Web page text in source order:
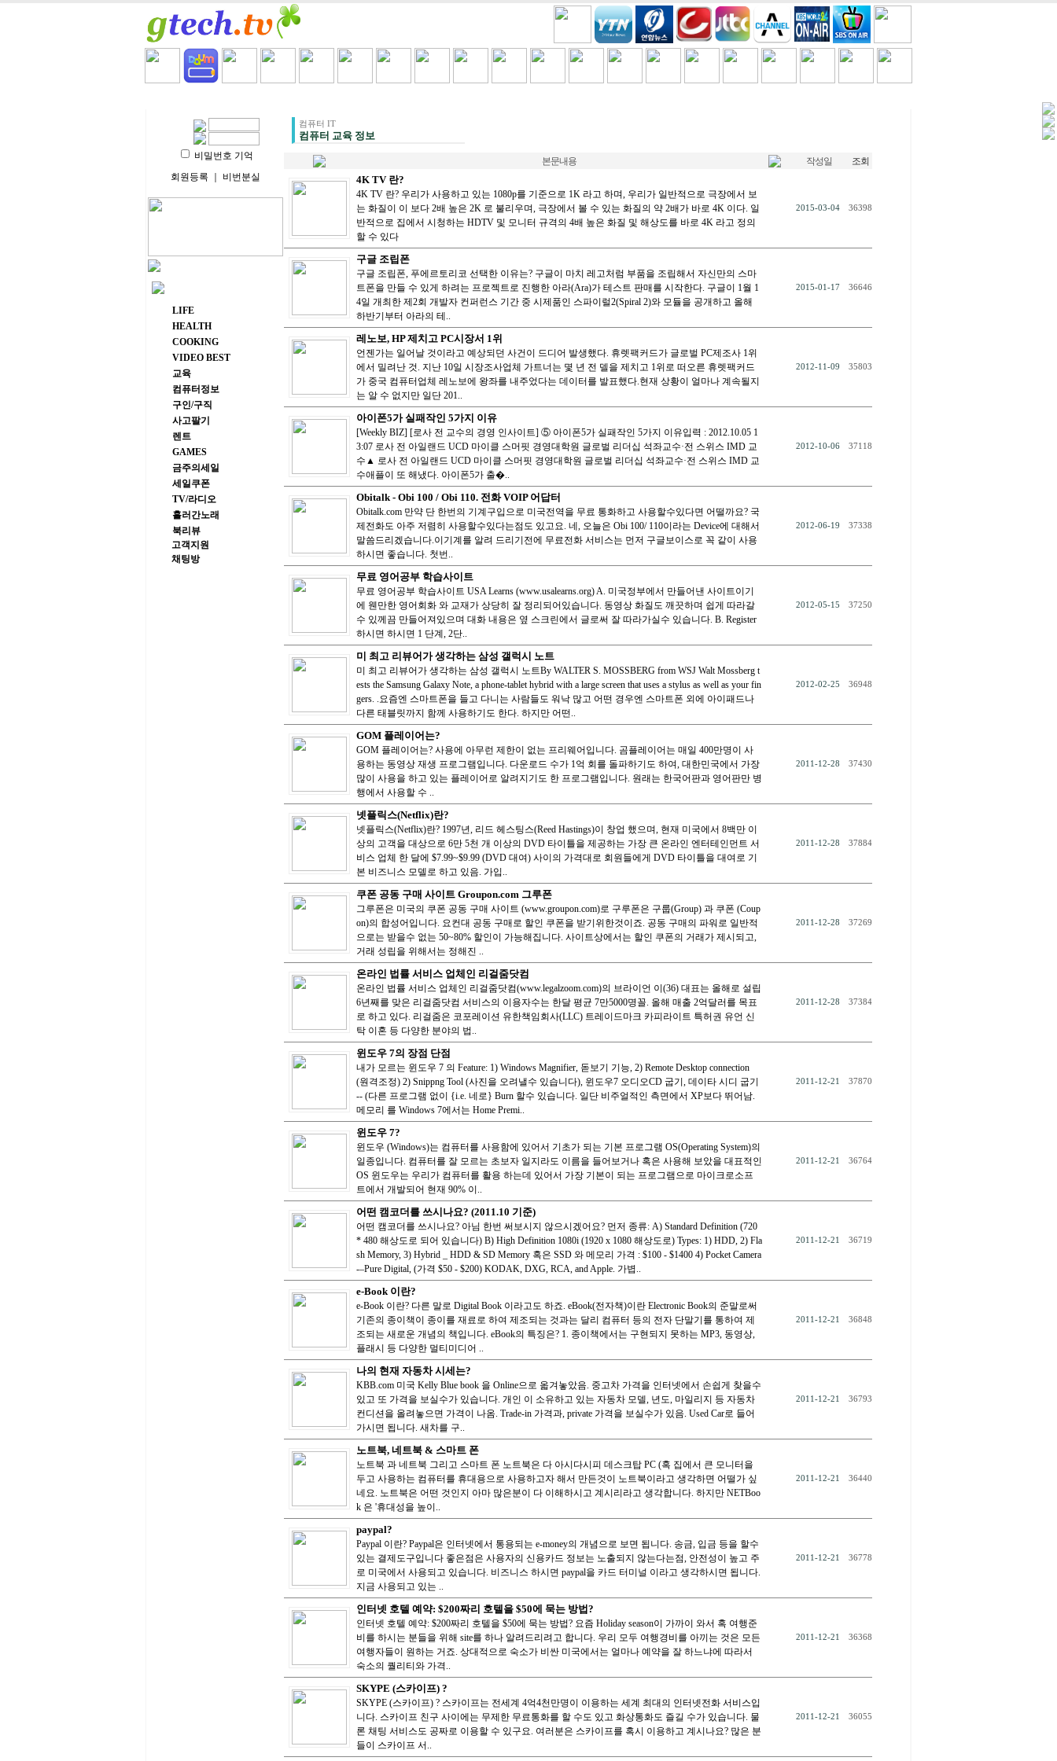
비밀번호 기억
회원등록
비번분실
주요 메뉴
LIFE
HEALTH
COOKING
VIDEO BEST
교육
컴퓨터정보
구인/구직
사고팔기
렌트
GAMES
금주의세일
세일쿠폰
TV/라디오
흘러간노래
북리뷰
고객지원
채팅방
컴퓨터 IT
컴퓨터 교육 정보
본문내용 작성일 조회
4K TV 란?
4K TV 란? 우리가 사용하고 있는 1080p를 기준으로 1K 라고 하며, 우리가 일반적으로 극장에서 보
는 화질이 이 보다 2배 높은 2K 로 불리우며, 극장에서 볼 수 있는 화질의 약 2배가 바로 4K 이다. 일
반적으로 집에서 시청하는 HDTV 및 모니터 규격의 4배 높은 화질 및 해상도를 바로 4K 라고 정의
할 수 있다
2015-03-04 36398
구글 조립폰
구글 조립폰, 푸에르토리코 선택한 이유는? 구글이 마치 레고처럼 부품을 조립해서 자신만의 스마
트폰을 만들 수 있게 하려는 프로젝트로 진행한 아라(Ara)가 테스트 판매를 시작한다. 구글이 1월 1
4일 개최한 제2회 개발자 컨퍼런스 기간 중 시제품인 스파이럴2(Spiral 2)와 모듈을 공개하고 올해
하반기부터 아라의 테..
2015-01-17 36646
레노보, HP 제치고 PC시장서 1위
언젠가는 일어날 것이라고 예상되던 사건이 드디어 발생했다. 휴렛팩커드가 글로벌 PC제조사 1위
에서 밀려난 것. 지난 10일 시장조사업체 가트너는 몇 년 전 델을 제치고 1위로 떠오른 휴렛팩커드
가 중국 컴퓨터업체 레노보에 왕좌를 내주었다는 데이터를 발표했다.현재 상황이 얼마나 계속될지
는 알 수 없지만 일단 201..
2012-11-09 35803
아이폰5가 실패작인 5가지 이유
[Weekly BIZ] [로사 전 교수의 경영 인사이트] ⑤ 아이폰5가 실패작인 5가지 이유입력 : 2012.10.05 1
3:07 로사 전 아일랜드 UCD 마이클 스머핏 경영대학원 글로벌 리더십 석좌교수·전 스위스 IMD 교
수▲ 로사 전 아일랜드 UCD 마이클 스머핏 경영대학원 글로벌 리더십 석좌교수·전 스위스 IMD 교
수애플이 또 해냈다. 아이폰5가 출�..
2012-10-06 37118
Obitalk - Obi 100 / Obi 110. 전화 VOIP 어답터
Obitalk.com 만약 단 한번의 기계구입으로 미국전역을 무료 통화하고 사용할수있다면 어떨까요? 국
제전화도 아주 저렴히 사용할수있다는점도 있고요. 네, 오늘은 Obi 100/ 110이라는 Device에 대해서
말씀드리겠습니다.이기계를 알려 드리기전에 무료전화 서비스는 먼저 구글보이스로 꼭 같이 사용
하시면 좋습니다. 첫번..
2012-06-19 37338
무료 영어공부 학습사이트
무료 영어공부 학습사이트 USA Learns (www.usalearns.org) A. 미국정부에서 만들어낸 사이트이기
에 웬만한 영어회화 와 교재가 상당히 잘 정리되어있습니다. 동영상 화질도 깨끗하며 쉽게 따라갈
수 있께끔 만들어져있으며 대화 내용은 옆 스크린에서 글로써 잘 따라가실수 있습니다. B. Register
하시면 하시면 1 단계, 2단..
2012-05-15 37250
미 최고 리뷰어가 생각하는 삼성 갤럭시 노트
미 최고 리뷰어가 생각하는 삼성 갤럭시 노트By WALTER S. MOSSBERG from WSJ Walt Mossberg t
ests the Samsung Galaxy Note, a phone-tablet hybrid with a large screen that uses a stylus as well as your fin
gers. .요즘엔 스마트폰을 들고 다니는 사람들도 워낙 많고 어떤 경우엔 스마트폰 외에 아이패드나
다른 태블릿까지 함께 사용하기도 한다. 하지만 어떤..
2012-02-25 36948
GOM 플레이어는?
GOM 플레이어는? 사용에 아무런 제한이 없는 프리웨어입니다. 곰플레이어는 매일 400만명이 사
용하는 동영상 재생 프로그램입니다. 다운로드 수가 1억 회를 돌파하기도 하여, 대한민국에서 가장
많이 사용을 하고 있는 플레이어로 알려지기도 한 프로그램입니다. 원래는 한국어판과 영어판만 병
행에서 사용할 수 ..
2011-12-28 37430
넷플릭스(Netflix)란?
넷플릭스(Netflix)란? 1997년, 리드 헤스팅스(Reed Hastings)이 창업 했으며, 현재 미국에서 8백만 이
상의 고객을 대상으로 6만 5천 개 이상의 DVD 타이틀을 제공하는 가장 큰 온라인 엔터테인먼트 서
비스 업체 한 달에 $7.99~$9.99 (DVD 대여) 사이의 가격대로 회원들에게 DVD 타이틀을 대여로 기
본 비즈니스 모델로 하고 있음. 가입..
2011-12-28 37884
쿠폰 공동 구매 사이트 Groupon.com 그루폰
그루폰은 미국의 쿠폰 공동 구매 사이트 (www.groupon.com)로 구루폰은 구룹(Group) 과 쿠폰 (Coup
on)의 합성어입니다. 요컨대 공동 구매로 할인 쿠폰을 받기위한것이죠. 공동 구매의 파워로 일반적
으로는 받을수 없는 50~80% 할인이 가능해집니다. 사이트상에서는 할인 쿠폰의 거래가 제시되고,
거래 성립을 위해서는 정해진 ..
2011-12-28 37269
온라인 법률 서비스 업체인 리걸줌닷컴
온라인 법률 서비스 업체인 리걸줌닷컴(www.legalzoom.com)의 브라이언 이(36) 대표는 올해로 설립
6년째를 맞은 리걸줌닷컴 서비스의 이용자수는 한달 평균 7만5000명꼴. 올해 매출 2억달러를 목표
로 하고 있다. 리걸줌은 코포레이션 유한책임회사(LLC) 트레이드마크 카피라이트 특허권 유언 신
탁 이혼 등 다양한 분야의 법..
2011-12-28 37384
윈도우 7의 장점 단점
내가 모르는 윈도우 7 의 Feature: 1) Windows Magnifier, 돋보기 기능, 2) Remote Desktop connection
(원격조정) 2) Snippng Tool (사진을 오려낼수 있습니다), 윈도우7 오디오CD 굽기, 데이타 시디 굽기
-- (다른 프로그램 없이 {i.e. 네로} Burn 할수 있습니다. 일단 비주얼적인 측면에서 XP보다 뛰어남.
메모리 를 Windows 7에서는 Home Premi..
2011-12-21 37870
윈도우 7?
윈도우 (Windows)는 컴퓨터를 사용함에 있어서 기초가 되는 기본 프로그램 OS(Operating System)의
일종입니다. 컴퓨터를 잘 모르는 초보자 일지라도 이름을 들어보거나 혹은 사용해 보았을 대표적인
OS 윈도우는 우리가 컴퓨터를 활용 하는데 있어서 가장 기본이 되는 프로그램으로 마이크로소프
트에서 개발되어 현재 90% 이..
2011-12-21 36764
어떤 캠코더를 쓰시나요? (2011.10 기준)
어떤 캠코더를 쓰시나요? 아님 한번 써보시지 않으시겠어요? 먼저 종류: A) Standard Definition (720
* 480 해상도로 되어 있습니다) B) High Definition 1080i (1920 x 1080 해상도로) Types: 1) HDD, 2) Fla
sh Memory, 3) Hybrid _ HDD & SD Memory 혹은 SSD 와 메모리 가격 : $100 - $1400 4) Pocket Camera
-–Pure Digital, (가격 $50 - $200) KODAK, DXG, RCA, and Apple. 가볍..
2011-12-21 36719
e-Book 이란?
e-Book 이란? 다른 말로 Digital Book 이라고도 하죠. eBook(전자책)이란 Electronic Book의 준말로써
기존의 종이책이 종이를 재료로 하여 제조되는 것과는 달리 컴퓨터 등의 전자 단말기를 통하여 제
조되는 새로운 개념의 책입니다. eBook의 특징은? 1. 종이책에서는 구현되지 못하는 MP3, 동영상,
플래시 등 다양한 멀티미디어 ..
2011-12-21 36848
나의 현재 자동차 시세는?
KBB.com 미국 Kelly Blue book 을 Online으로 옯겨놓았음. 중고차 가격을 인터넷에서 손쉽게 찾을수
있고 또 가격을 보실수가 있습니다. 개인 이 소유하고 있는 자동차 모델, 년도, 마일리지 등 자동차
컨디션을 올려놓으면 가격이 나옴. Trade-in 가격과, private 가격을 보실수가 있음. Used Car로 들어
가시면 됩니다. 새차를 구..
2011-12-21 36793
노트북, 네트북 & 스마트 폰
노트북 과 네트북 그리고 스마트 폰 노트북은 다 아시다시피 데스크탑 PC (혹 집에서 큰 모니터을
두고 사용하는 컴퓨터를 휴대용으로 사용하고자 해서 만든것이 노트북이라고 생각하면 어떨가 싶
네요. 노트북은 어떤 것인지 아마 많은분이 다 이해하시고 계시리라고 생각합니다. 하지만 NETBoo
k 은 '휴대성을 높이..
2011-12-21 36440
paypal?
Paypal 이란? Paypal은 인터넷에서 통용되는 e-money의 개념으로 보면 됩니다. 송금, 입금 등을 할수
있는 결제도구입니다 좋은점은 사용자의 신용카드 정보는 노출되지 않는다는점, 안전성이 높고 주
로 미국에서 사용되고 있습니다. 비즈니스 하시면 paypal을 카드 터미널 이라고 생각하시면 됩니다.
지금 사용되고 있는 ..
2011-12-21 36778
인터넷 호텔 예약: $200짜리 호텔을 $50에 묵는 방법?
인터넷 호텔 예약: $200짜리 호텔을 $50에 묵는 방법? 요즘 Holiday season이 가까이 와서 혹 여행준
비를 하시는 분들을 위해 site를 하나 알려드리려고 합니다. 우리 모두 여행경비를 아끼는 것은 모든
여행자들이 원하는 거죠. 상대적으로 숙소가 비싼 미국에서는 얼마나 예약을 잘 하느냐에 따라서
숙소의 퀄리티와 가격..
2011-12-21 36368
SKYPE (스카이프) ?
SKYPE (스카이프) ? 스카이프는 전세계 4억4천만명이 이용하는 세계 최대의 인터넷전화 서비스입
니다. 스카이프 친구 사이에는 무제한 무료통화를 할 수도 있고 화상통화도 즐길 수가 있습니다. 물
론 채팅 서비스도 공짜로 이용할 수 있구요. 여러분은 스카이프를 혹시 이용하고 계시나요? 많은 분
들이 스카이프 서..
2011-12-21 36055